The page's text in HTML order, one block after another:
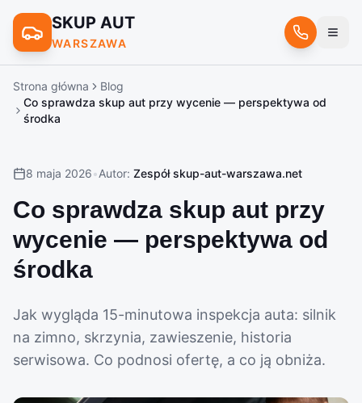
SKUP AUT
WARSZAWA
Strona główna
Blog
Co sprawdza skup aut przy wycenie — perspektywa od
środka
8 maja 2026•Autor: Zespół skup-aut-warszawa.net
Co sprawdza skup aut przy
wycenie — perspektywa od
środka
Jak wygląda 15-minutowa inspekcja auta: silnik
na zimno, skrzynia, zawieszenie, historia
serwisowa. Co podnosi ofertę, a co ją obniża.